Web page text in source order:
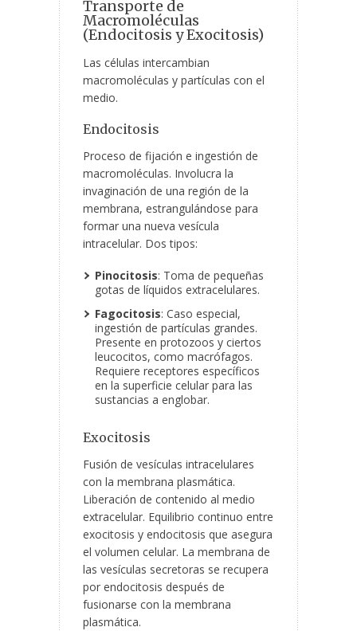
Transporte de
Macromoléculas
(Endocitosis y Exocitosis)
Las células intercambian
macromoléculas y partículas con el
medio.
Endocitosis
Proceso de fijación e ingestión de
macromoléculas. Involucra la
invaginación de una región de la
membrana, estrangulándose para
formar una nueva vesícula
intracelular. Dos tipos:
Pinocitosis: Toma de pequeñas
gotas de líquidos extracelulares.
Fagocitosis: Caso especial,
ingestión de partículas grandes.
Presente en protozoos y ciertos
leucocitos, como macrófagos.
Requiere receptores específicos
en la superficie celular para las
sustancias a englobar.
Exocitosis
Fusión de vesículas intracelulares
con la membrana plasmática.
Liberación de contenido al medio
extracelular. Equilibrio continuo entre
exocitosis y endocitosis que asegura
el volumen celular. La membrana de
las vesículas secretoras se recupera
por endocitosis después de
fusionarse con la membrana
plasmática.